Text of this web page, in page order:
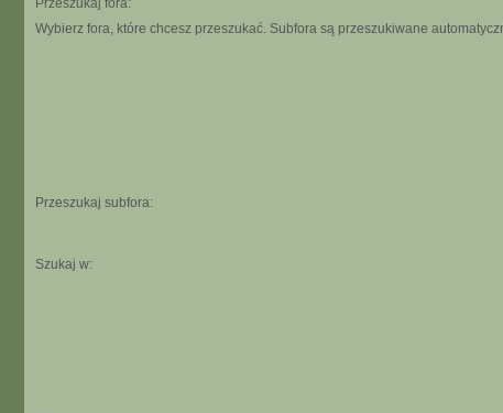
Przeszukaj fora:
Wybierz fora, które chcesz przeszukać. Subfora są przeszukiwane
Przeszukaj subfora:
Szukaj w: